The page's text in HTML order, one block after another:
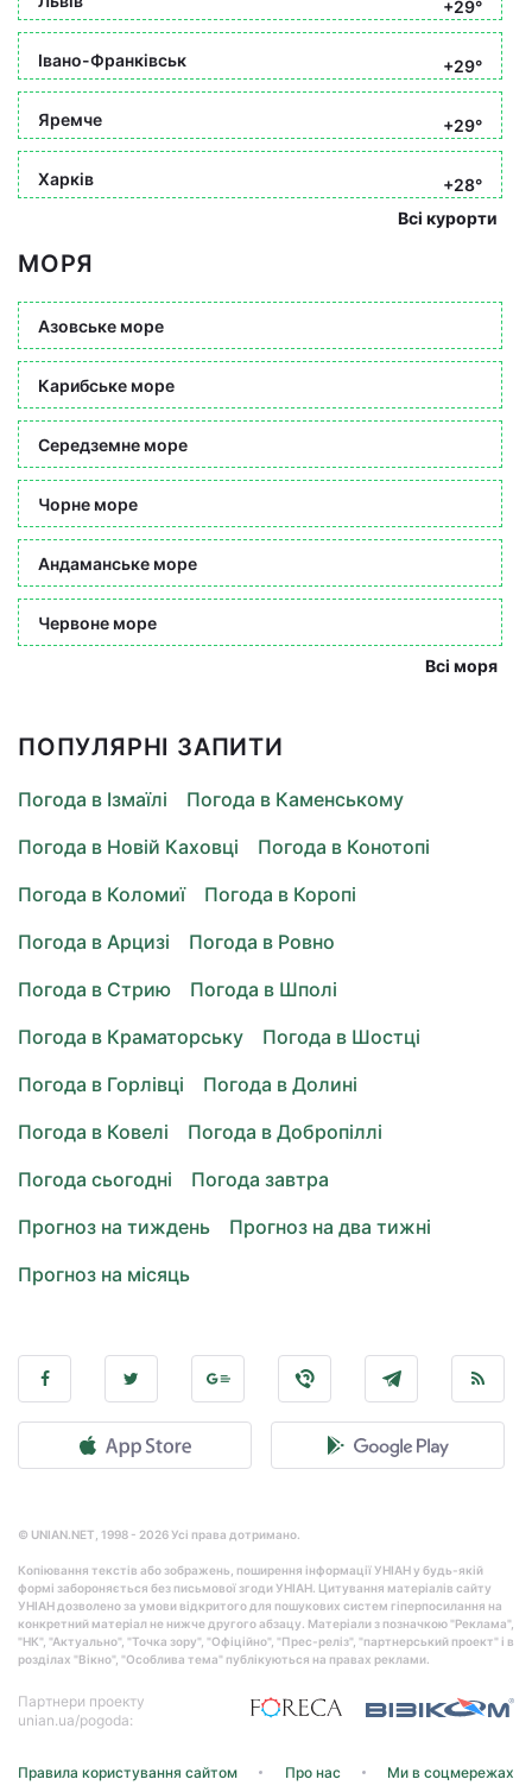
+29°
Івано-Франківськ +29°
Яремче +29°
Харків
+28°
Всі курорти
МОРЯ
Азовське море
Карибське море
Середземне море
Чорне море
Андаманське море
Червоне море
Всі моря
ПОПУЛЯРНІ ЗАПИТИ
Погода в Ізмаїлі
Погода в Каменському
Погода в Новій Каховці
Погода в Конотопі
Погода в Коломиї
Погода в Коропі
Погода в Арцизі
Погода в Ровно
Погода в Стрию
Погода в Шполі
Погода в Краматорську
Погода в Шостці
Погода в Горлівці
Погода в Долині
Погода в Ковелі
Погода в Добропіллі
Погода сьогодні
Погода завтра
Прогноз на тиждень
Прогноз на два тижні
Прогноз на місяць
© UNIAN.NET, 1998 - 2026 Усі права дотримано.
Копіювання текстів або зображень, поширення інформації УНІАН у будь-якій
формі забороняється без письмової згоди УНІАН. Цитування матеріалів сайту
УНІАН дозволено за умови відкритого для пошукових систем гіперпосилання на
конкретний матеріал не нижче другого абзацу. Матеріали з позначкою "Реклама",
"НК", "Актуально", "Точка зору", "Офіційно", "Прес-реліз", "партнерський проект" і в
розділах "Вікно", "Особлива тема" публікуються на правах реклами.
Партнери проекту
unian.ua/pogoda:
Правила користування сайтом Про нас Ми в соцмережах